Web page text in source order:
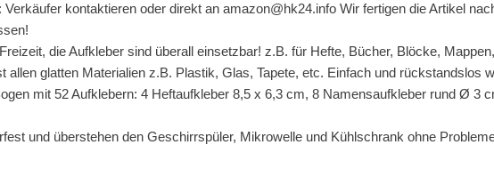
Verkäufer kontaktieren oder direkt an amazon@hk24.info Wir fertigen die Artikel
die Aufkleber sind überall einsetzbar! z.B. für Hefte, Bücher, Blöcke,
allen glatten Materialien z.B. Plastik, Glas, Tapete, etc. Einfach und rückstandslos
mit 52 Aufklebern: 4 Heftaufkleber 8,5 x 6,3 cm, 8 Namensaufkleber rund Ø 3
und überstehen den Geschirrspüler, Mikrowelle und Kühlschrank ohne